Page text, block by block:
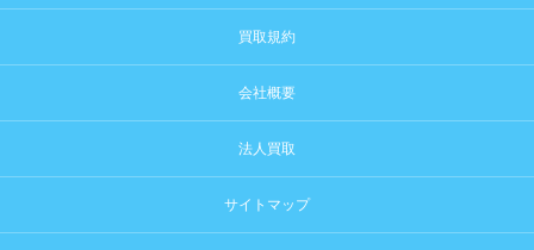
買取規約
会社概要
法人買取
サイトマップ